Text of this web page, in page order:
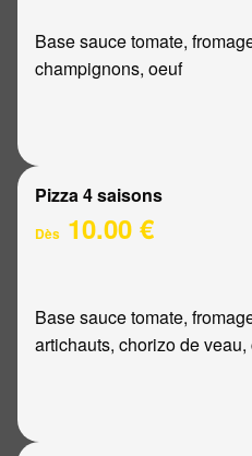
Base sauce tomate,
champignons, oeuf
Pizza 4 saisons
Dès 10.00 €
Base sauce tomate,
artichauts, chorizo de